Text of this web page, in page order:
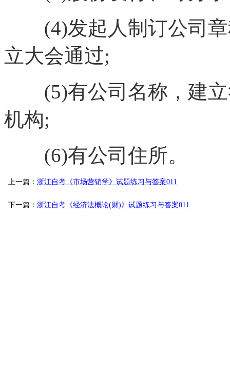
(4)发起人制订公司章
立大会通过;
(5)有公司名称，建立
机构;
(6)有公司住所。
上一篇： 浙江自考《市场营销学》试题练习与答案011
下一篇： 浙江自考《经济法概论(财)》试题练习与答案011